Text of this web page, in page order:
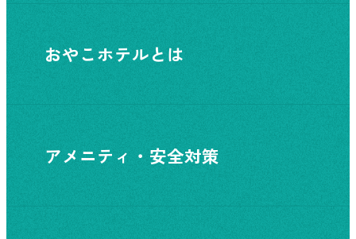
おやこホテルとは
アメニティ・安全対策